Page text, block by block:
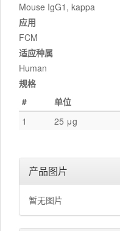
Mouse IgG1, kappa
应用
FCM
适应种属
Human
规格
#
单位
1
25 μg
产品图片
暂无图片